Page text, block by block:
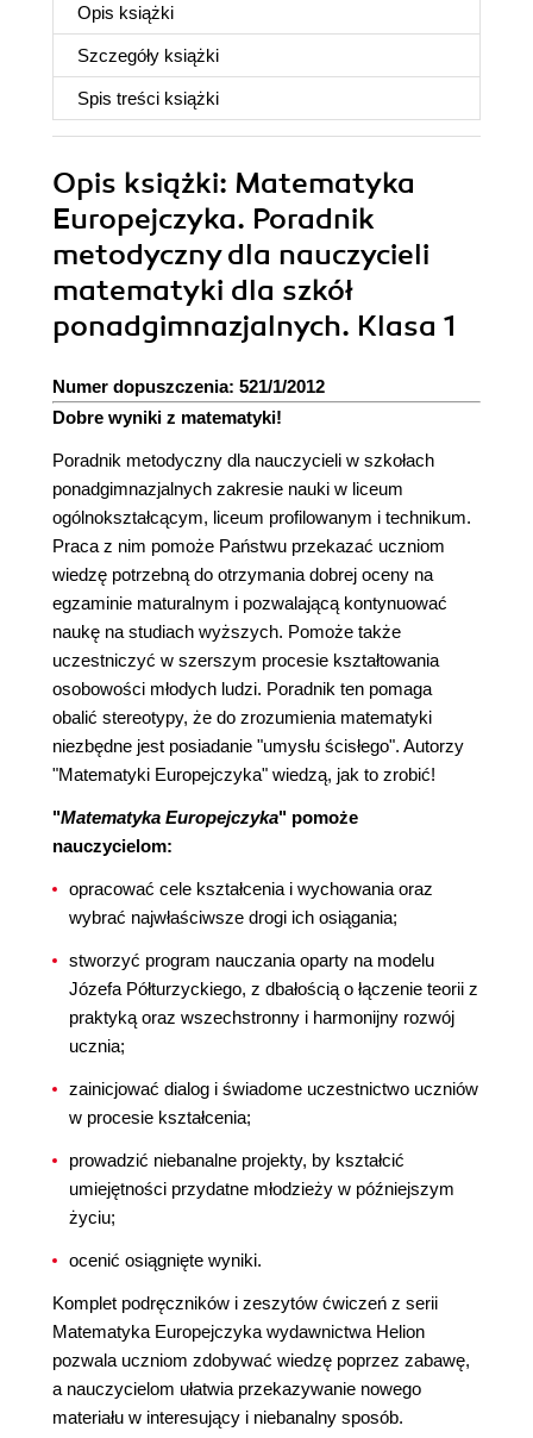
Opis książki
Szczegóły książki
Spis treści książki
Opis książki: Matematyka
Europejczyka. Poradnik
metodyczny dla nauczycieli
matematyki dla szkół
ponadgimnazjalnych. Klasa 1
Numer dopuszczenia: 521/1/2012
Dobre wyniki z matematyki!
Poradnik metodyczny dla nauczycieli w szkołach
ponadgimnazjalnych zakresie nauki w liceum
ogólnokształcącym, liceum profilowanym i technikum.
Praca z nim pomoże Państwu przekazać uczniom
wiedzę potrzebną do otrzymania dobrej oceny na
egzaminie maturalnym i pozwalającą kontynuować
naukę na studiach wyższych. Pomoże także
uczestniczyć w szerszym procesie kształtowania
osobowości młodych ludzi. Poradnik ten pomaga
obalić stereotypy, że do zrozumienia matematyki
niezbędne jest posiadanie "umysłu ścisłego". Autorzy
"Matematyki Europejczyka" wiedzą, jak to zrobić!
"Matematyka Europejczyka" pomoże
nauczycielom:
opracować cele kształcenia i wychowania oraz
wybrać najwłaściwsze drogi ich osiągania;
stworzyć program nauczania oparty na modelu
Józefa Półturzyckiego, z dbałością o łączenie teorii z
praktyką oraz wszechstronny i harmonijny rozwój
ucznia;
zainicjować dialog i świadome uczestnictwo uczniów
w procesie kształcenia;
prowadzić niebanalne projekty, by kształcić
umiejętności przydatne młodzieży w późniejszym
życiu;
ocenić osiągnięte wyniki.
Komplet podręczników i zeszytów ćwiczeń z serii
Matematyka Europejczyka wydawnictwa Helion
pozwala uczniom zdobywać wiedzę poprzez zabawę,
a nauczycielom ułatwia przekazywanie nowego
materiału w interesujący i niebanalny sposób.